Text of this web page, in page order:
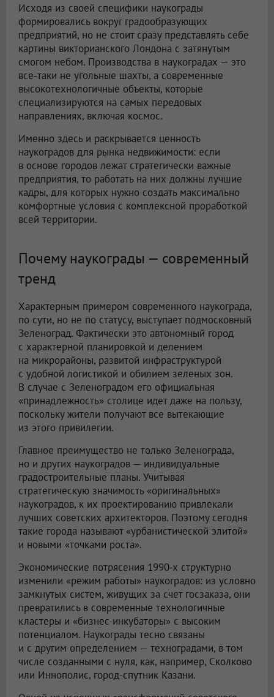
Исходя из своей специфики наукограды
формировались вокруг градообразующих
предприятий, но не стоит сразу представлять себе
картины викторианского Лондона с затянутым
смогом небом. Производства в наукоградах — это
все-таки не угольные шахты, а современные
высокотехнологичные объекты, которые
специализируются на самых передовых
направлениях, включая космос.
Именно здесь и раскрывается ценность
наукоградов для рынка недвижимости: если
в основе городов лежат стратегически важные
предприятия, то работать на них должны лучшие
кадры, для которых нужно создать максимально
комфортные условия с комплексной проработкой
всей территории.
Почему наукограды — современный
тренд
Характерным примером современного наукограда,
по сути, но не по статусу, выступает подмосковный
Зеленоград. Фактически это автономный город
с характерной планировкой и делением
на микрорайоны, развитой инфраструктурой
с удобной логистикой и обилием зеленых зон.
В случае с Зеленоградом его официальная
«принадлежность» столице идет даже на пользу,
поскольку жители получают все вытекающие
из этого привилегии.
Главное преимущество не только Зеленограда,
но и других наукоградов — индивидуальные
градостроительные планы. Учитывая
стратегическую значимость «оригинальных»
наукоградов, к их проектированию привлекали
лучших советских архитекторов. Поэтому сегодня
такие города называют «урбанистической элитой»
и новыми «точками роста».
Экономические потрясения 1990-х структурно
изменили «режим работы» наукоградов: из условно
замкнутых систем, живущих за счет госзаказа, они
превратились в современные технологичные
кластеры и «бизнес-инкубаторы» с высоким
потенциалом. Наукограды тесно связаны
и с другим определением — техноградами, в том
числе созданными с нуля, как, например, Сколково
или Иннополис, город-спутник Казани.